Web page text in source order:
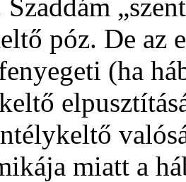
Szaddám
póz. De az
(ha
miatt a